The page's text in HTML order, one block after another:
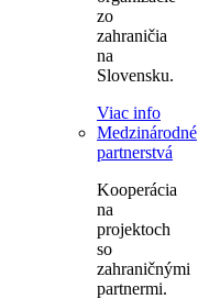
zo
zahraničia
na
Slovensku.
Viac info
Medzinárodné
partnerstvá
Kooperácia
na
projektoch
so
zahraničnými
partnermi.